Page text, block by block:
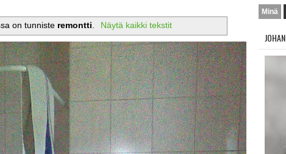
on tunniste remontti. Näytä kaikki tekstit
Minä